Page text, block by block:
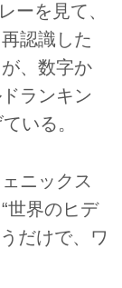
ーを見て、
認識した
、数字か
ランキン
いる。
ニックス
世界のヒデ
だけで、ワ